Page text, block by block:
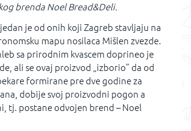
brenda Noel Bread&Deli.
je od onih koji Zagreb stavljaju na
mapu nosilaca Mišlen zvezde.
sa prirodnim kvascem doprineo je
ali se ovaj proizvod „izborio” da od
formirane pre dve godine za
dobije svoj proizvodni pogon a
tj. postane odvojen brend – Noel